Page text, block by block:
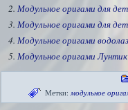
Модульное оригами для
Модульное оригами для
Модульное оригами водолаз
Модульное оригами Лунтик
Метки: модульное